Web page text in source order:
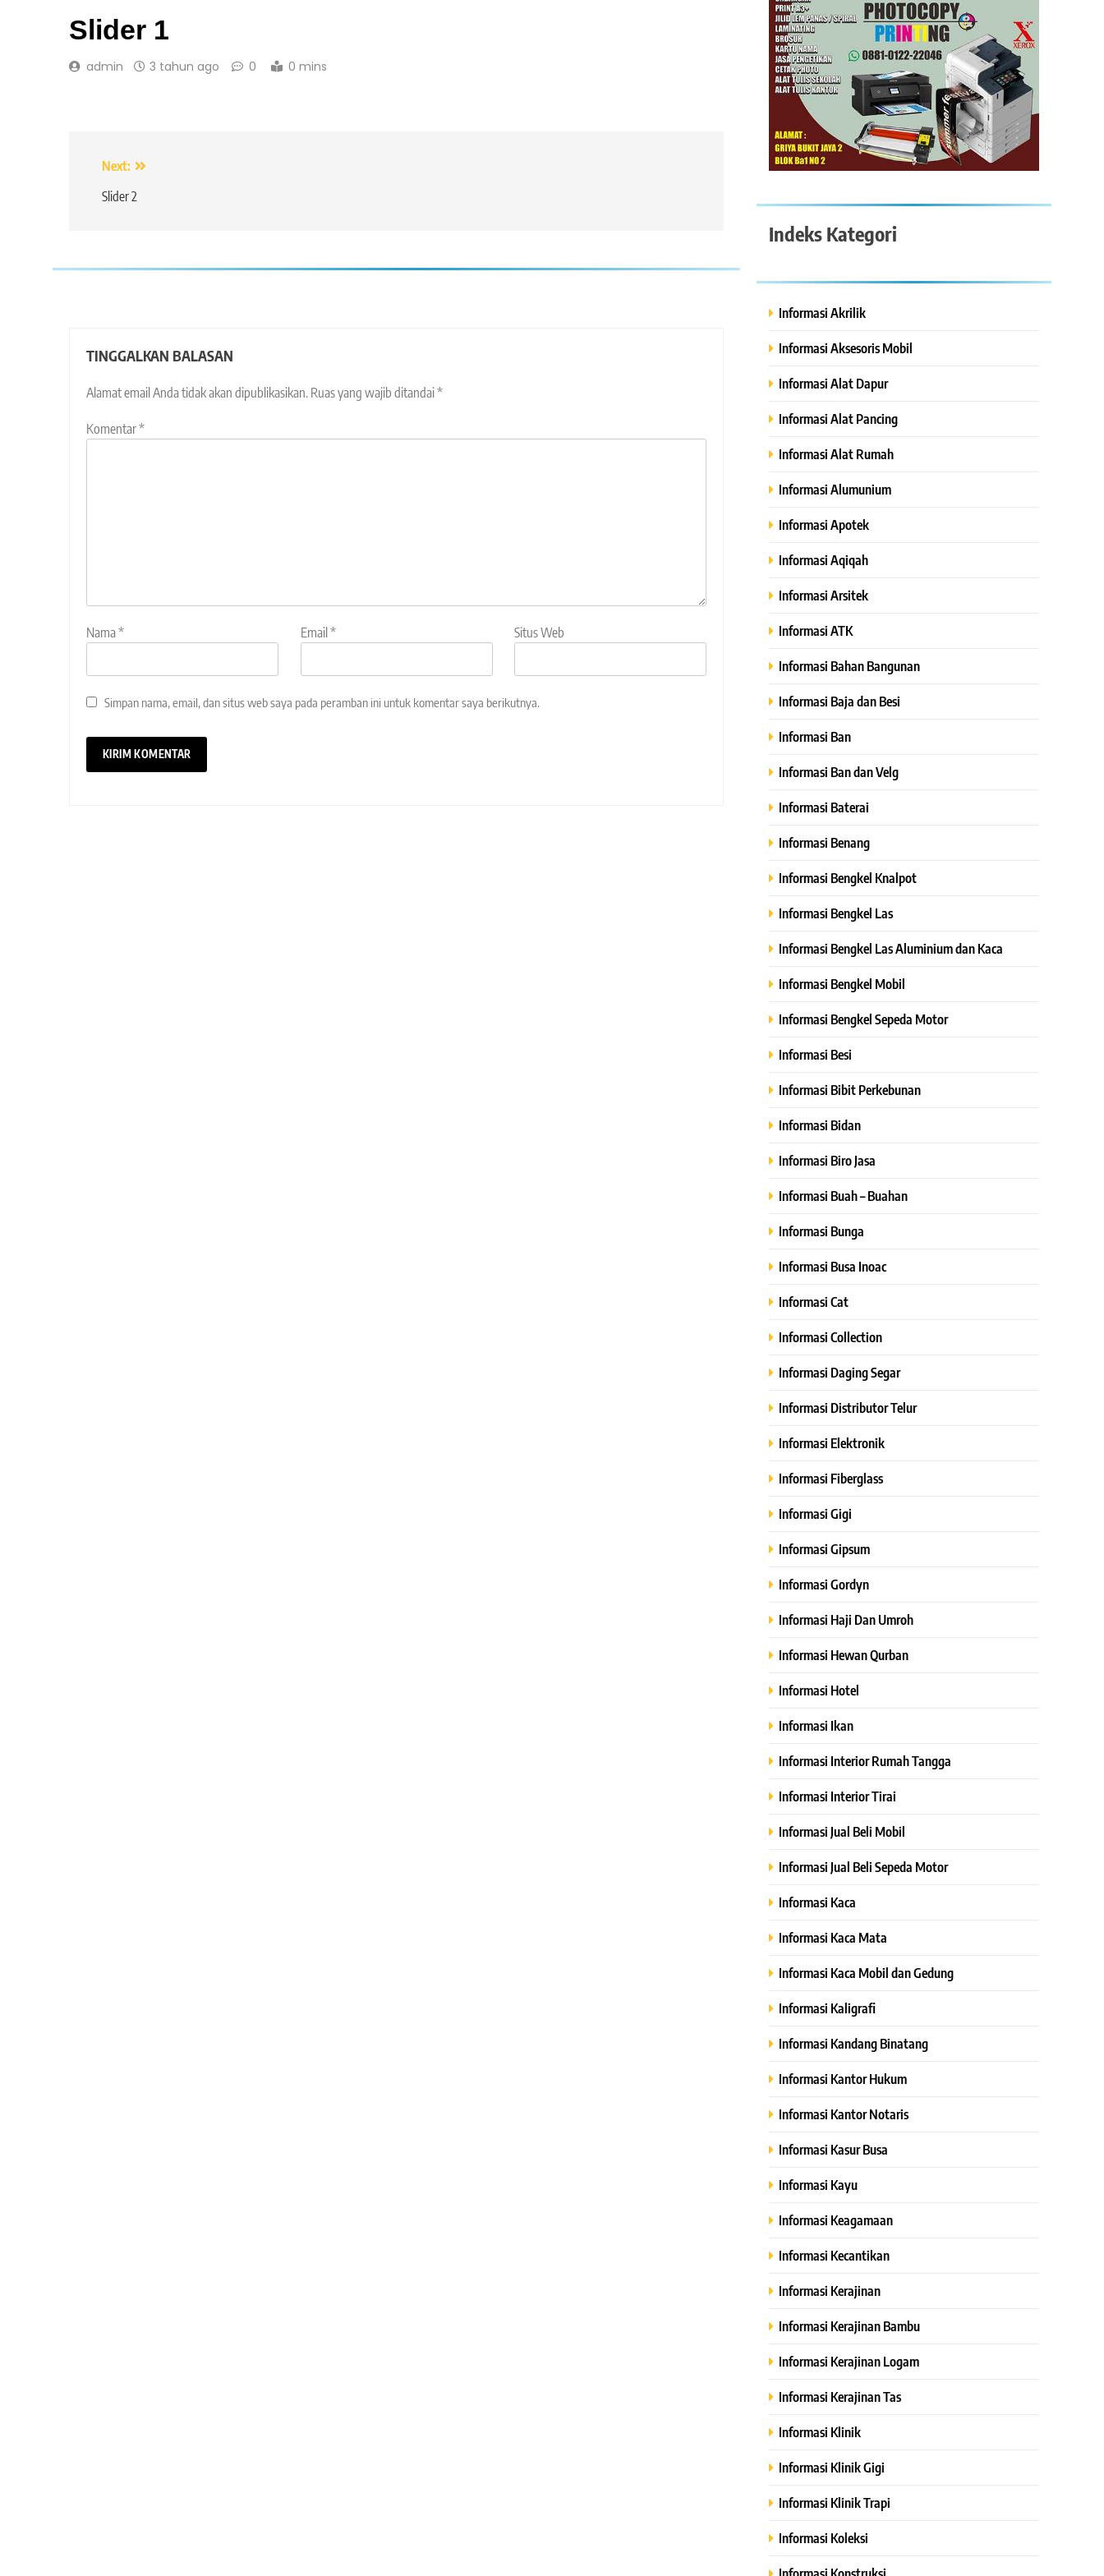
Slider 1
admin 3 tahun ago 0 0 mins
Navigasi
pos
Next:
Slider 2
TINGGALKAN BALASAN
Alamat email Anda tidak akan dipublikasikan. Ruas yang wajib ditandai*
Komentar*
Nama* Email * Situs Web
Simpan nama, email, dan situs web saya pada peramban ini untuk komentar saya berikutnya.
Indeks Kategori
Informasi Akrilik
Informasi Aksesoris Mobil
Informasi Alat Dapur
Informasi Alat Pancing
Informasi Alat Rumah
Informasi Alumunium
Informasi Apotek
Informasi Aqiqah
Informasi Arsitek
Informasi ATK
Informasi Bahan Bangunan
Informasi Baja dan Besi
Informasi Ban
Informasi Ban dan Velg
Informasi Baterai
Informasi Benang
Informasi Bengkel Knalpot
Informasi Bengkel Las
Informasi Bengkel Las Aluminium dan Kaca
Informasi Bengkel Mobil
Informasi Bengkel Sepeda Motor
Informasi Besi
Informasi Bibit Perkebunan
Informasi Bidan
Informasi Biro Jasa
Informasi Buah – Buahan
Informasi Bunga
Informasi Busa Inoac
Informasi Cat
Informasi Collection
Informasi Daging Segar
Informasi Distributor Telur
Informasi Elektronik
Informasi Fiberglass
Informasi Gigi
Informasi Gipsum
Informasi Gordyn
Informasi Haji Dan Umroh
Informasi Hewan Qurban
Informasi Hotel
Informasi Ikan
Informasi Interior Rumah Tangga
Informasi Interior Tirai
Informasi Jual Beli Mobil
Informasi Jual Beli Sepeda Motor
Informasi Kaca
Informasi Kaca Mata
Informasi Kaca Mobil dan Gedung
Informasi Kaligrafi
Informasi Kandang Binatang
Informasi Kantor Hukum
Informasi Kantor Notaris
Informasi Kasur Busa
Informasi Kayu
Informasi Keagamaan
Informasi Kecantikan
Informasi Kerajinan
Informasi Kerajinan Bambu
Informasi Kerajinan Logam
Informasi Kerajinan Tas
Informasi Klinik
Informasi Klinik Gigi
Informasi Klinik Trapi
Informasi Koleksi